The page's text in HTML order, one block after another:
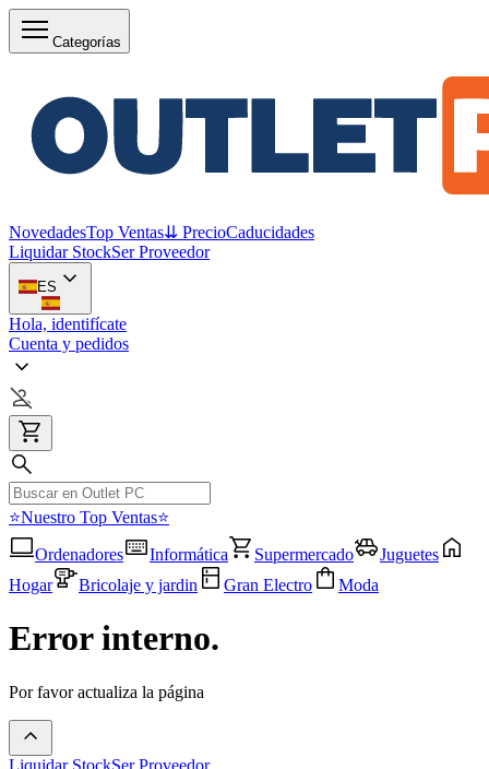
Categorías
NovedadesTop Ventas⇊ PrecioCaducidades
Liquidar StockSer Proveedor
ES
Hola, identifícate
Cuenta y pedidos
⭐Nuestro Top Ventas⭐
Ordenadores
Informática Supermercado
Juguetes
Hogar
Bricolaje y jardin Gran Electro Moda
Error interno.
Por favor actualiza la página
Liquidar StockSer Proveedor